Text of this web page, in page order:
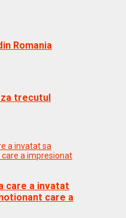
Romania
trecutul
care a invatat
care a